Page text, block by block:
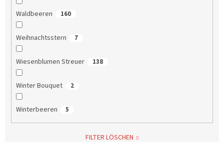
Waldbeeren 160
Weihnachtsstern 7
Wiesenblumen Streuer 138
Winter Bouquet 2
Winterbeeren 5
FILTER LÖSCHEN